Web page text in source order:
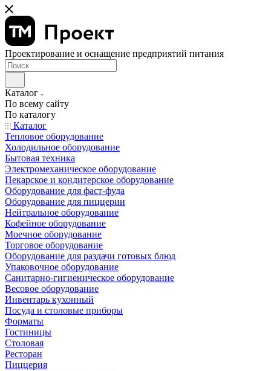
Проектирование и оснащение предприятий питания
Каталог
По всему сайту
По каталогу
Каталог
Тепловое оборудование
Холодильное оборудование
Бытовая техника
Электромеханическое оборудование
Пекарское и кондитерское оборудование
Оборудование для фаст-фуда
Оборудование для пиццерии
Нейтральное оборудование
Кофейное оборудование
Моечное оборудование
Торговое оборудование
Оборудование для раздачи готовых блюд
Упаковочное оборудование
Санитарно-гигиеническое оборудование
Весовое оборудование
Инвентарь кухонный
Посуда и столовые приборы
Форматы
Гостиницы
Столовая
Ресторан
Пиццерия